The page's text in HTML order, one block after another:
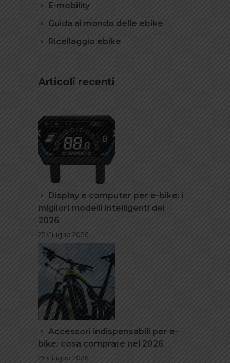
E-mobility
Guida al mondo delle ebike
Ricellaggio ebike
Articoli recenti
Display e computer per e-bike: i
migliori modelli intelligenti del
2026
25 Giugno 2026
Accessori indispensabili per e-
bike: cosa comprare nel 2026
25 Giugno 2026